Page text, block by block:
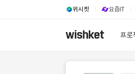
위시켓 요즘IT
프로